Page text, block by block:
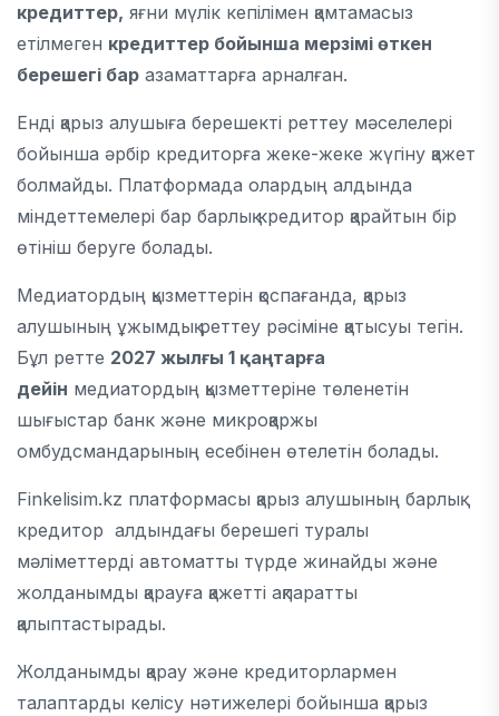
кредиттер, яғни мүлік кепілімен қамтамасыз
етілмеген кредиттер бойынша мерзімі өткен
берешегі бар азаматтарға арналған.
Енді қарыз алушыға берешекті реттеу мәселелері
бойынша әрбір кредиторға жеке-жеке жүгіну қажет
болмайды. Платформада олардың алдында
міндеттемелері бар барлық кредитор қарайтын бір
өтініш беруге болады.
Медиатордың қызметтерін қоспағанда, қарыз
алушының ұжымдық реттеу рәсіміне қатысуы тегін.
Бұл ретте 2027 жылғы 1 қаңтарға
дейін медиатордың қызметтеріне төленетін
шығыстар банк және микроқаржы
омбудсмандарының есебінен өтелетін болады.
Finkelisim.kz платформасы қарыз алушының барлық
кредитор алдындағы берешегі туралы
мәліметтерді автоматты түрде жинайды және
жолданымды қарауға қажетті ақпаратты
қалыптастырады.
Жолданымды қарау және кредиторлармен
талаптарды келісу нәтижелері бойынша қарыз